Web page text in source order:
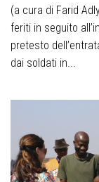
(a cura di Farid
feriti in seguito
pretesto
dai soldati in...